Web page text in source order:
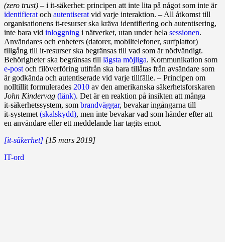
(zero trust) – i it-säkerhet: principen att inte lita på något som inte är
identifierat och autentiserat vid varje interaktion. – All åtkomst till
organisationens it‑resurser ska kräva identifiering och autentisering,
inte bara vid inloggning i nätverket, utan under hela sessionen.
Användares och enheters (datorer, mobiltelefoner, surfplattor)
tillgång till it‑resurser ska begränsas till vad som är nödvändigt.
Behörigheter ska begränsas till lägsta möjliga. Kommunikation som
e‑post och filöverföring utifrån ska bara tillåtas från avsändare som
är godkända och autentiserade vid varje tillfälle. – Principen om
nolltillit formulerades 2010 av den amerikanska säkerhetsforskaren
John Kindervag (länk). Det är en reaktion på insikten att många
it‑säkerhetssystem, som brandväggar, bevakar ingångarna till
it‑systemet (skalskydd), men inte bevakar vad som händer efter att
en användare eller ett meddelande har tagits emot.
[it-säkerhet] [15 mars 2019]
IT-ord